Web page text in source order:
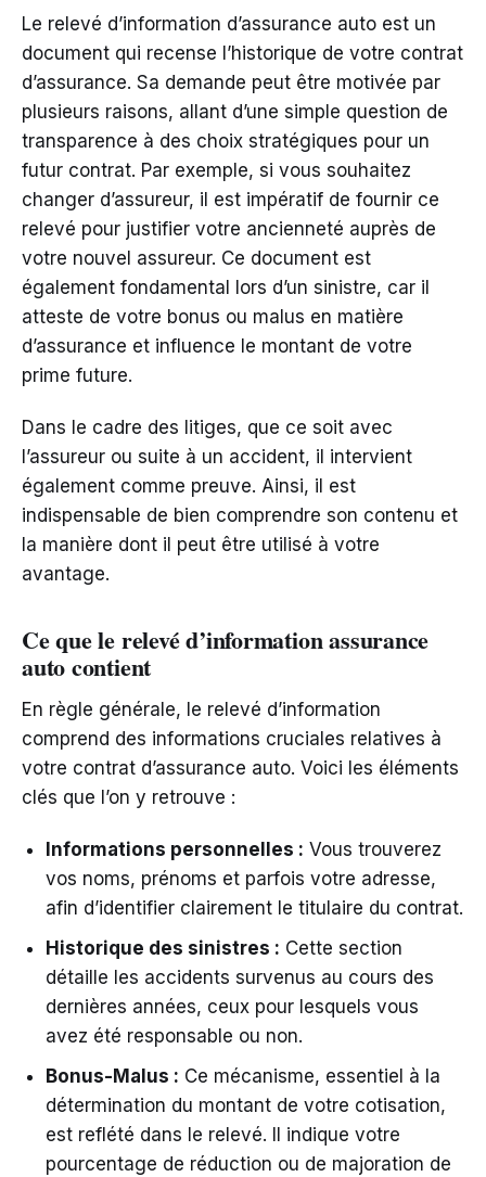
Le relevé d’information d’assurance auto est un
document qui recense l’historique de votre contrat
d’assurance. Sa demande peut être motivée par
plusieurs raisons, allant d’une simple question de
transparence à des choix stratégiques pour un
futur contrat. Par exemple, si vous souhaitez
changer d’assureur, il est impératif de fournir ce
relevé pour justifier votre ancienneté auprès de
votre nouvel assureur. Ce document est
également fondamental lors d’un sinistre, car il
atteste de votre bonus ou malus en matière
d’assurance et influence le montant de votre
prime future.
Dans le cadre des litiges, que ce soit avec
l’assureur ou suite à un accident, il intervient
également comme preuve. Ainsi, il est
indispensable de bien comprendre son contenu et
la manière dont il peut être utilisé à votre
avantage.
Ce que le relevé d’information assurance
auto contient
En règle générale, le relevé d’information
comprend des informations cruciales relatives à
votre contrat d’assurance auto. Voici les éléments
clés que l’on y retrouve :
Informations personnelles : Vous trouverez
vos noms, prénoms et parfois votre adresse,
afin d’identifier clairement le titulaire du contrat.
Historique des sinistres : Cette section
détaille les accidents survenus au cours des
dernières années, ceux pour lesquels vous
avez été responsable ou non.
Bonus-Malus : Ce mécanisme, essentiel à la
détermination du montant de votre cotisation,
est reflété dans le relevé. Il indique votre
pourcentage de réduction ou de majoration de